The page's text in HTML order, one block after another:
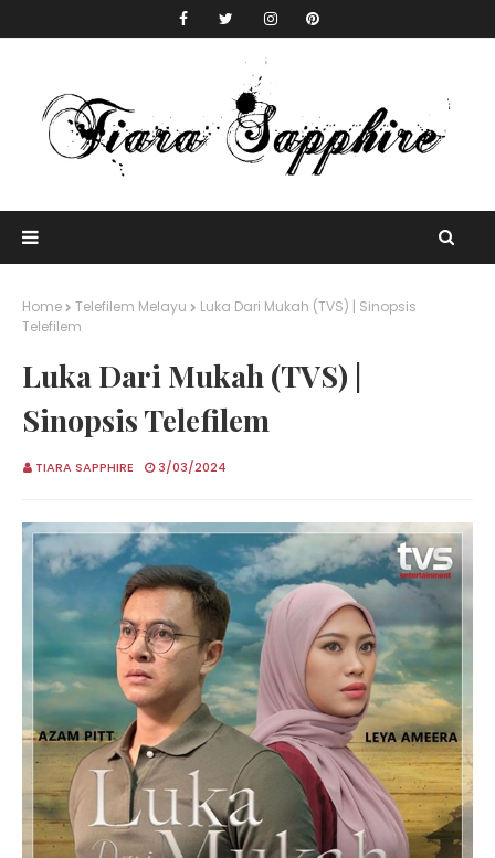
Home Telefilem Melayu
Luka Dari Mukah (TVS) | Sinopsis
Telefilem
Luka Dari Mukah (TVS) |
Sinopsis Telefilem
TIARA SAPPHIRE 3/03/2024